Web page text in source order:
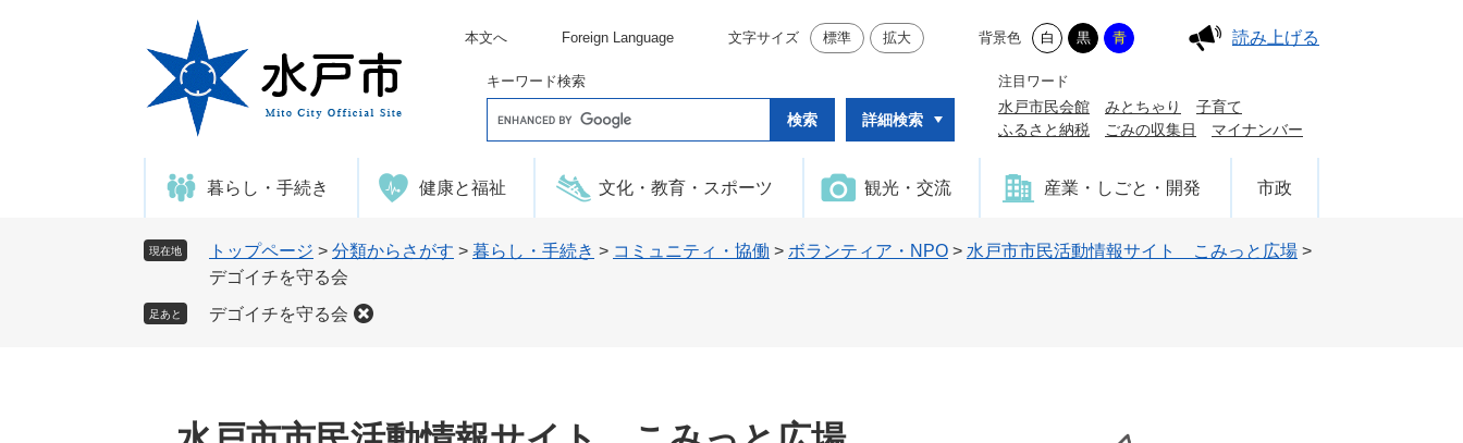
本文へ Foreign Language 文字サイズ 標準 拡大 背景色 白 黒 青 読み上げる
キーワード検索
o
e
タ
ム
詳細検索
注目ワード
水戸市民会館 みとちゃり
子育て
ふるさと納税
ごみの収集日 マイナンバー
暮らし・手続き 健康と福祉 文化・教育・スポーツ 観光・交流 産業・しごと・開発 市政
現在地 トップページ > 分類からさがす > 暮らし・手続き > コミュニティ・協働 > ボランティア・NPO > 水戸市市民活動情報サイト こみっと広場 >
デゴイチを守る会
足あと デゴイチを守る会